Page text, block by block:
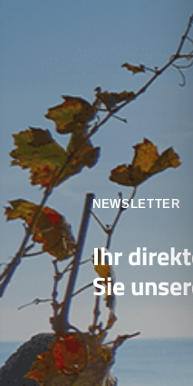
NEWSLETTER
Ihr
Sie